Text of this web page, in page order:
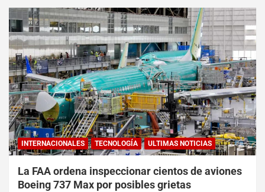
INTERNACIONALES TECNOLOGÍA ULTIMAS NOTICIAS
La FAA ordena inspeccionar cientos de aviones
Boeing 737 Max por posibles grietas